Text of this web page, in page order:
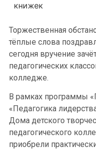
книжек
Торжественная
тёплые слова
сегодня вручение
педагогических
колледже.
В рамках программы
«Педагогика
Дома детского
педагогического
приобрели